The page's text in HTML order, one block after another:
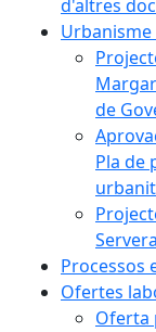
d'altres
de
Pla de
Servera
Processos
Ofertes
Oferta